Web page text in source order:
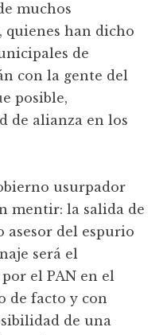
muchos
quienes han dicho
de
con la gente del
posible,
de alianza en los
usurpador
mentir: la salida de
asesor del espurio
será el
el PAN en el
de facto y con
de una